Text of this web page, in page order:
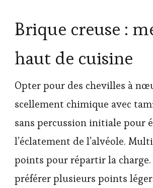
Brique creuse :
haut de cuisine
Opter pour des chevilles à
scellement chimique avec
sans percussion initiale pour
l’éclatement de l’alvéole.
points pour répartir la charge.
préférer plusieurs points